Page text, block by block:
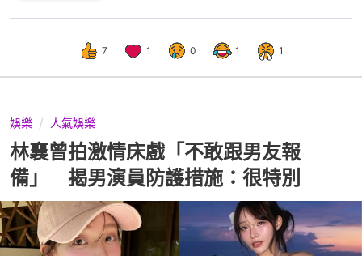
7 1 0 1 1
娛樂 人氣娛樂
林襄曾拍激情床戲「不敢跟男友報
備」 揭男演員防護措施：很特別